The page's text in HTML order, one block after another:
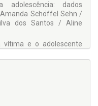
e Mestrado em
Paulo – USP. Formada
de Londrina – UEL.
Federal do Paraná –
e Coordenadora do
dados
Schöffel Sehn /
dos Santos / Aline
vítima e o adolescente
de Freitas Marreco /
Silvestre Garcia